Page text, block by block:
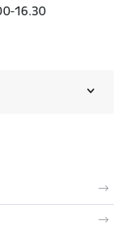
16.30